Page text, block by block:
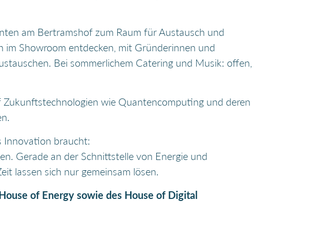
am Bertramshof zum Raum für Austausch und
im Showroom entdecken, mit Gründerinnen und
Bei sommerlichem Catering und Musik: offen,
wie Quantencomputing und deren
Innovation braucht:
Gerade an der Schnittstelle von Energie und
lassen sich nur gemeinsam lösen.
of Energy sowie des House of Digital